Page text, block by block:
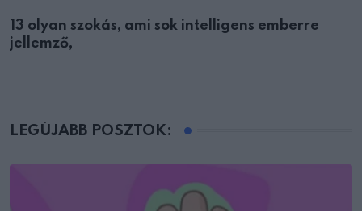
13 olyan szokás, ami sok intelligens emberre
jellemző,
LEGÚJABB POSZTOK: